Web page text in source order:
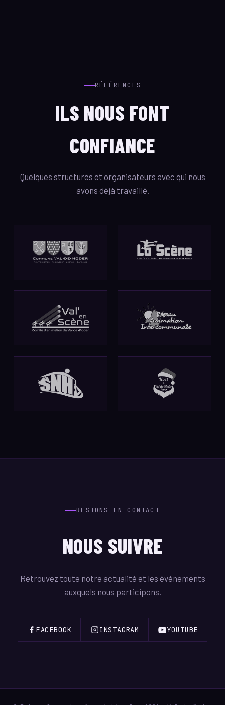
RÉFÉRENCES
ILS NOUS FONT
CONFIANCE
Quelques structures et organisateurs avec qui nous
avons déjà travaillé.
RESTONS EN CONTACT
NOUS SUIVRE
Retrouvez toute notre actualité et les événements
auxquels nous participons.
FACEBOOK INSTAGRAM YOUTUBE